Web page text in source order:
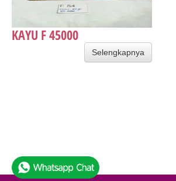
KAYU F 45000
Selengkapnya